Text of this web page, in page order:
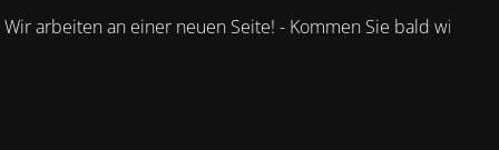
Wir arbeiten an einer neuen Seite! - Kommen Sie bald wieder.